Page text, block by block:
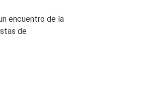
encuentro de la
de